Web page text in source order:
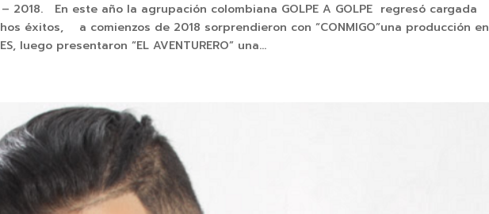
– 2018. En este año la agrupación colombiana GOLPE A GOLPE regresó cargada
éxitos, a comienzos de 2018 sorprendieron con “CONMIGO”una producción en
luego presentaron “EL AVENTURERO” una...